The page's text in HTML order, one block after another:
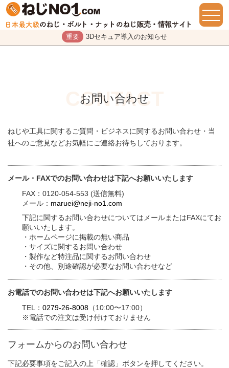
重要 3Dセキュア導入のお知らせ
お問い合わせ
ねじや工具に関するご質問・ビジネスに関するお問い合わせ・当
社へのご意見などお気軽にご連絡お待ちしております。
メール・FAXでのお問い合わせは下記へお願いいたします
FAX：0120-054-553 (送信無料)
メール： maruei@neji-no1.com
下記に関するお問い合わせについてはメールまたはFAXにてお
願いいたします。
・ホームページに掲載の無い商品
・サイズに関するお問い合わせ
・製作など特注品に関するお問い合わせ
・その他、別途確認が必要なお問い合わせなど
お電話でのお問い合わせは下記へお願いいたします
TEL： 0279-26-8008 （10:00〜17:00）
※電話での注文は受け付けておりません
フォームからのお問い合わせ
下記必要事項をご記入の上「確認」ボタンを押してください。